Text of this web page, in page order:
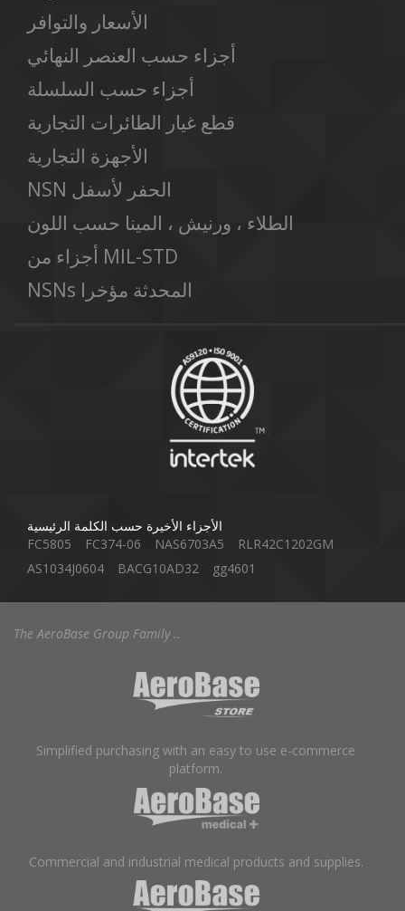
الأسعار والتوافر
أجزاء حسب العنصر النهائي
أجزاء حسب السلسلة
قطع غيار الطائرات التجارية
الأجهزة التجارية
NSN الحفر لأسفل
الطلاء ، ورنيش ، المينا حسب اللون
أجزاء من MIL-STD
NSNs المحدثة مؤخرا
الأجزاء الأخيرة حسب الكلمة الرئيسية
FC5805
FC374-06 NAS6703A5
RLR42C1202GM
AS1034J0604
BACG10AD32 gg4601
The AeroBase Group Family ..
Simplified purchasing with an easy to use e-commerce
platform.
Commercial and industrial medical products and supplies.